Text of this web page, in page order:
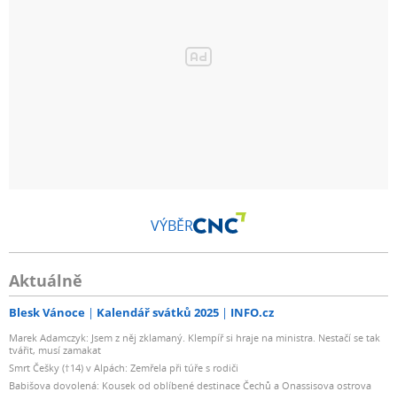
VÝBĚR
Aktuálně
Blesk Vánoce Kalendář svátků 2025 INFO.cz
Marek Adamczyk: Jsem z něj zklamaný. Klempíř si hraje na ministra. Nestačí se tak
tvářit, musí zamakat
Smrt Češky (†14) v Alpách: Zemřela při túře s rodiči
Babišova dovolená: Kousek od oblíbené destinace Čechů a Onassisova ostrova